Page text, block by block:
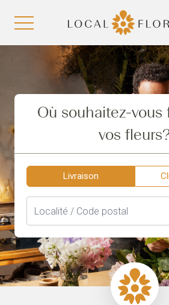
Aller au contenu
Où souhaitez-vous
vos
Livraison